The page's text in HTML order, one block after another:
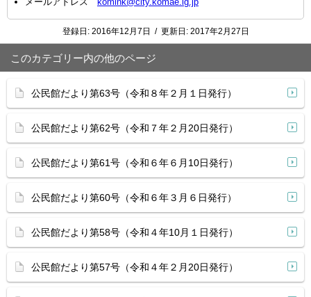
登録日: 2016年12月7日 / 更新日: 2017年2月27日
このカテゴリー内の他のページ
公民館だより第63号（令和８年２月１日発行）
公民館だより第62号（令和７年２月20日発行）
公民館だより第61号（令和６年６月10日発行）
公民館だより第60号（令和６年３月６日発行）
公民館だより第58号（令和４年10月１日発行）
公民館だより第57号（令和４年２月20日発行）